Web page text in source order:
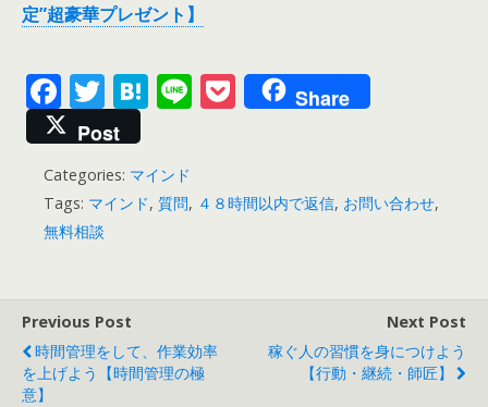
定”超豪華プレゼント】
F
ac
e
b
o
T
w
itt
er
H
e
n
Li P
et
Share
Post
Categories: マインド
Tags: マインド, 質問, ４８時間以内で返信, お問い合わせ,
無料相談
Previous Post
時間管理をして、作業効率
を上げよう【時間管理の極
意】
Next Post
稼ぐ人の習慣を身につけよう
【行動・継続・師匠】